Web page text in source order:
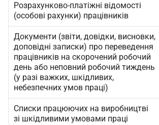
Розрахунково-платіжні відомості
(особові рахунки) працівників
Документи (звіти, довідки, висновки,
доповідні записки) про переведення
працівників на скорочений робочий
день або неповний робочий тиждень
(у разі важких, шкідливих,
небезпечних умов праці)
Списки працюючих на виробництві
зi шкідливими умовами праці